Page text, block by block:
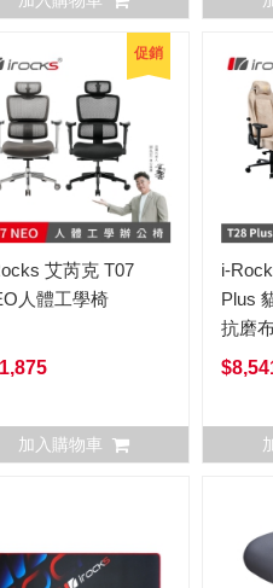
促銷
艾芮克 T07
人體工學椅
加入購物車
i-
Plus
抗磨